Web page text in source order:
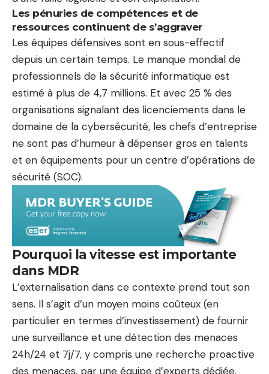
Les pénuries de compétences et de
ressources continuent de s’aggraver
Les équipes défensives sont en sous-effectif
depuis un certain temps. Le manque mondial de
professionnels de la sécurité informatique est
estimé à plus de 4,7 millions. Et avec 25 % des
organisations signalant des licenciements dans le
domaine de la cybersécurité, les chefs d’entreprise
ne sont pas d’humeur à dépenser gros en talents
et en équipements pour un centre d’opérations de
sécurité (SOC).
Pourquoi la vitesse est importante
dans MDR
L’externalisation dans ce contexte prend tout son
sens. Il s’agit d’un moyen moins coûteux (en
particulier en termes d’investissement) de fournir
une surveillance et une détection des menaces
24h/24 et 7j/7, y compris une recherche proactive
des menaces, par une équipe d’experts dédiée.